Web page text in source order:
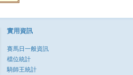
實用資訊
賽馬日一般資訊
檔位統計
騎師王統計